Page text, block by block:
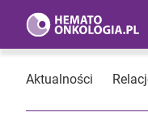
Aktualności